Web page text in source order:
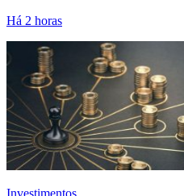
Há 2 horas
Investimentos